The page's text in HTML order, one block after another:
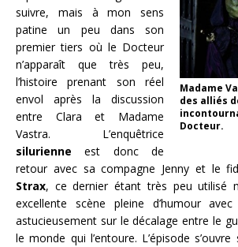
Madame
des alliés
Docteur.
suivre, mais à mon sens
patine un peu dans son
premier tiers où le Docteur
n’apparaît que très peu,
l’histoire prenant son réel
envol après la discussion
entre Clara et Madame
Vastra. L’enquêtrice
silurienne est donc de
retour avec sa compagne Jenny et le
Strax, ce dernier étant très peu utilisé
excellente scène pleine d’humour
astucieusement sur le décalage entre le
le monde qui l’entoure. L’épisode s’ouvre